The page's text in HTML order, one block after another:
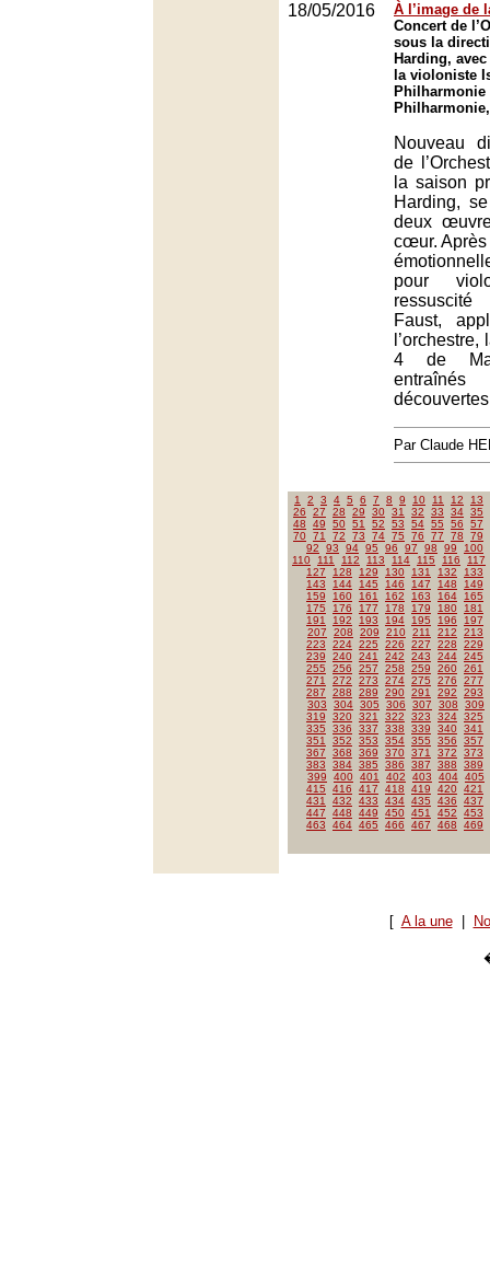
18/05/2016
À l’image de
Concert de
sous la
Harding,
la violoniste
Philharmonie
Nouveau
de
la saison
Harding,
deux
cœur. Après
pour
Faust,
4 de
Par Claude
1 2 3 4 5 6 7 8 9 10 11 12
13
26
27 28 29 30 31 32 33 34 35
48
49 50 51 52 53 54 55 56
57
70 71 72 73 74 75 76 77 78
79
92
93 94 95 96 97 98 99
100
110
111 112 113 114 115 116
117
127
128 129 130 131 132
133
143
144 145 146 147 148
149
159
160 161 162 163 164
165
175
176 177 178 179 180
181
191
192 193 194 195 196
197
207
208 209 210 211 212
213
223
224 225 226 227 228
229
239
240 241 242 243 244 245
255
256 257 258 259 260 261
271
272 273 274 275 276
277
287
288 289 290 291 292
293
303
304 305 306 307 308
309
319
320 321 322 323 324 325
335
336 337 338 339 340 341
351
352 353 354 355 356
357
367
368 369 370 371 372
373
383
384 385 386 387 388
389
399
400 401 402 403 404 405
415
416 417 418 419 420 421
431
432 433 434 435 436
437
447
448 449 450 451 452
453
463
464 465 466 467 468 469
[ A la une|